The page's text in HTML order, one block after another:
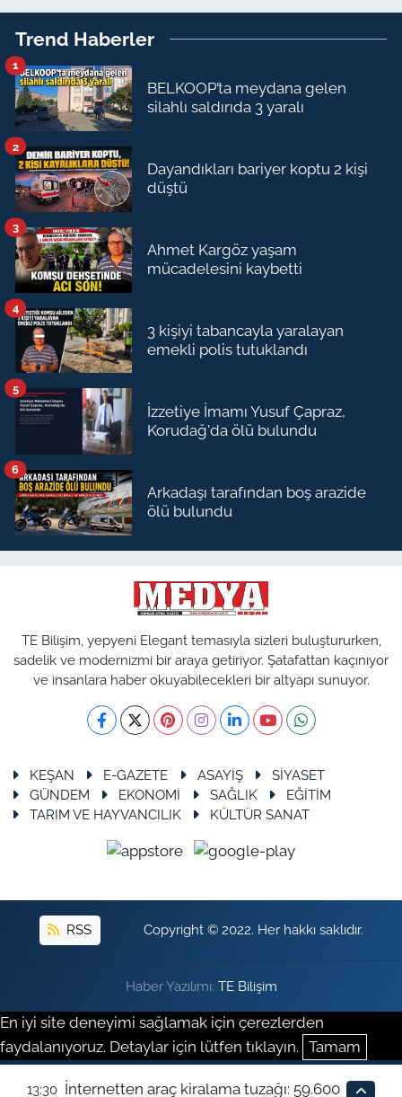
Trend Haberler
BELKOOP’ta meydana gelen
silahlı saldırıda 3 yaralı
1
Dayandıkları bariyer koptu 2 kişi
düştü
2
Ahmet Kargöz yaşam
mücadelesini kaybetti
3
3 kişiyi tabancayla yaralayan
emekli polis tutuklandı
4
İzzetiye İmamı Yusuf Çapraz,
Korudağ'da ölü bulundu
5
Arkadaşı tarafından boş arazide
ölü bulundu
6
TE Bilişim, yepyeni Elegant temasıyla sizleri buluştururken,
sadelik ve modernizmi bir araya getiriyor. Şatafattan kaçınıyor
ve insanlara haber okuyabilecekleri bir altyapı sunuyor.
KEŞAN E-GAZETE ASAYİŞ
SİYASET
GÜNDEM
EKONOMİ SAĞLIK
EĞİTİM
TARIM VE HAYVANCILIK
KÜLTÜR SANAT
RSS Copyright © 2022. Her hakkı saklıdır.
Haber Yazılımı: TE Bilişim
En iyi site deneyimi sağlamak için çerezlerden
faydalanıyoruz. Detaylar için lütfen tıklayın. Tamam
13:30 İnternetten araç kiralama tuzağı: 59.600